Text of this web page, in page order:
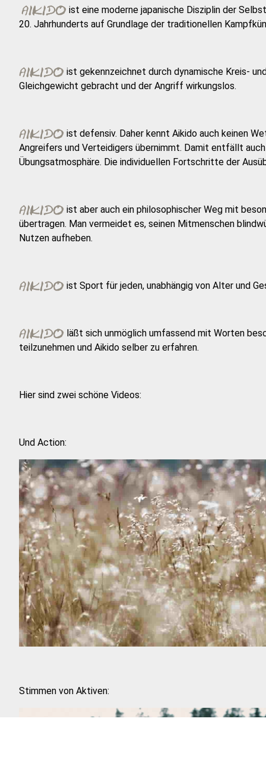
ist eine moderne japanische Disziplin der
20. Jahrhunderts auf Grundlage der traditionellen
ist gekennzeichnet durch dynamische Kreis-
Gleichgewicht gebracht und der Angriff wirkungslos.
ist defensiv. Daher kennt Aikido auch keinen
Angreifers und Verteidigers übernimmt. Damit entfällt
Übungsatmosphäre. Die individuellen Fortschritte der
ist aber auch ein philosophischer Weg mit
übertragen. Man vermeidet es, seinen Mitmenschen
Nutzen aufheben.
ist Sport für jeden, unabhängig von Alter und
läßt sich unmöglich umfassend mit Worten
teilzunehmen und Aikido selber zu erfahren.
Hier sind zwei schöne Videos:
Und Action:
Stimmen von Aktiven: